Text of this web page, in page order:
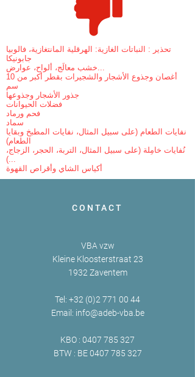
تحذير : النباتات الغازية: الهرقلية المانتغازية، فالوبيا
جابونيكا
خشب معالَج، ألواح، عوارض...
أغصان وجذوع الأشجار والشجيرات بقطر أكبر من 10
سم
جذور الأشجار وجذوعها
فضلات الحيوانات
فحم ورماد
سماد
نفايات الطعام (على سبيل المثال، نفايات المطبخ وبقايا
الطعام)
نُفايات خامِلة (على سبيل المثال، التربة، الحجر، الزجاج،
...)
أكياس الشاي وأقراص القهوة
CONTACT
VBA vzw
Kleine Kloosterstraat 23
1932 Zaventem
Tel: +32 (0)2 771 00 44
Email: info@adeb-vba.be
KBO : 0407 785 327
BTW : BE0407 785 327